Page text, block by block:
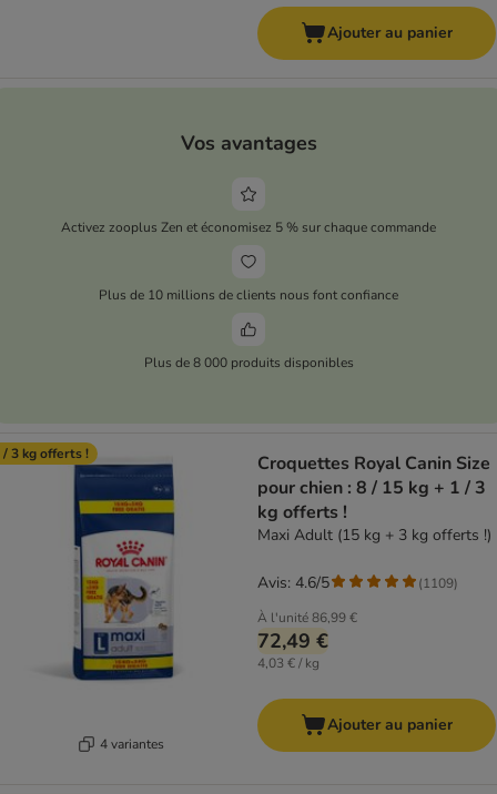
Ajouter au panier
Vos avantages
Activez zooplus Zen et économisez 5 % sur chaque commande
Plus de 10 millions de clients nous font confiance
Plus de 8 000 produits disponibles
/ 3 kg offerts !
4 variantes
Croquettes Royal Canin Size
pour chien : 8 / 15 kg + 1 / 3
kg offerts !
Maxi Adult (15 kg + 3 kg offerts !)
À l'unité86,99 €
72,49 €
4,03 € / kg
Avis: 4.6/5 (1109)
Ajouter au panier